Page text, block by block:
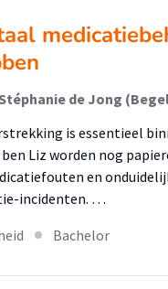
de Jong
is essentieel
Liz worden nog
en
incidenten. …
Bachelor